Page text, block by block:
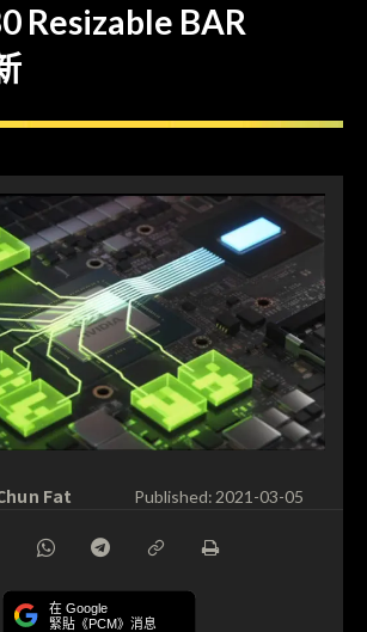
Resizable BAR
Fat Published:2021-03-05
在 Google
緊貼《PCM》消息